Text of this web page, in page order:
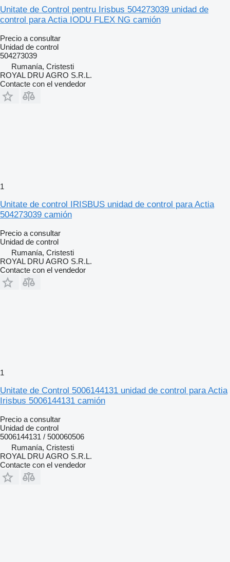
Unitate de Control pentru Irisbus 504273039 unidad de
control para Actia IODU FLEX NG camión
Precio a consultar
Unidad de control
504273039
Rumanía, Cristesti
ROYAL DRU AGRO S.R.L.
Contacte con el vendedor
1
Unitate de control IRISBUS unidad de control para Actia
504273039 camión
Precio a consultar
Unidad de control
Rumanía, Cristesti
ROYAL DRU AGRO S.R.L.
Contacte con el vendedor
1
Unitate de Control 5006144131 unidad de control para Actia
Irisbus 5006144131 camión
Precio a consultar
Unidad de control
5006144131 / 500060506
Rumanía, Cristesti
ROYAL DRU AGRO S.R.L.
Contacte con el vendedor